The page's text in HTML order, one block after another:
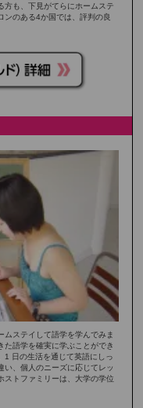
方も、下見がてらにホームステ
ンのある4か国では、評判の良
ムステイして語学を学んでみま
た語学を確実に学ぶことができ
1 日の生活を通じて英語にしっ
い、個人のニーズに応じてレッ
ストファミリーは、大学の学位